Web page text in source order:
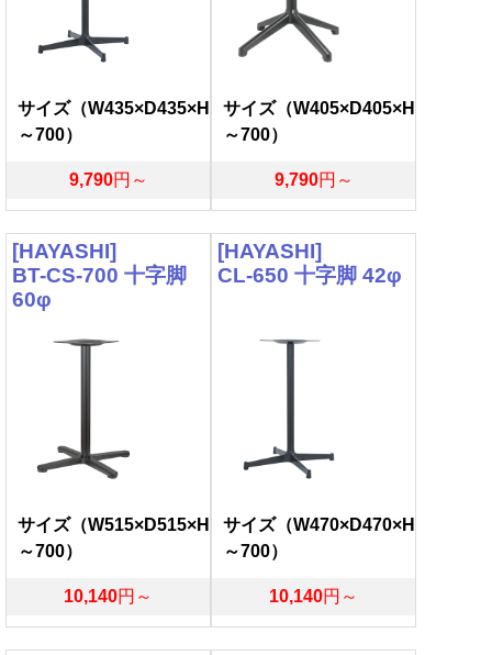
サイズ（W435×D435×H
～700）
9,790円～
サイズ（W405×D405×H
～700）
9,790円～
[HAYASHI]
BT-CS-700 十字脚
60φ
サイズ（W515×D515×H
～700）
10,140円～
[HAYASHI]
CL-650 十字脚 42φ
サイズ（W470×D470×H
～700）
10,140円～